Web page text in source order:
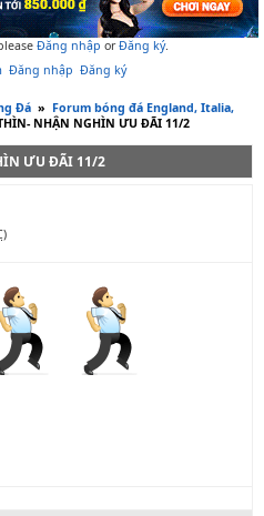
Đăng nhập orĐăng ký.
Đăng nhập Đăng ký
Đá » Forum bóng đá England, Italia,
NHẬN NGHÌN ƯU ĐÃI 11/2
ƯU ĐÃI 11/2